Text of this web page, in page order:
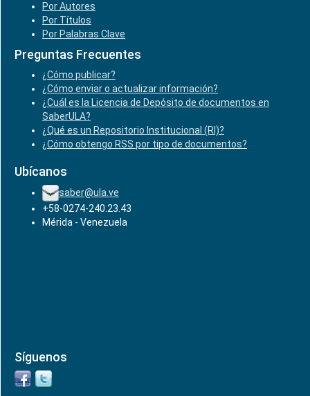
Por Autores
Por Títulos
Por Palabras Clave
Preguntas Frecuentes
¿Cómo publicar?
¿Cómo enviar o actualizar información?
¿Cuál es la Licencia de Depósito de documentos en
SaberULA?
¿Qué es un Repositorio Institucional (RI)?
¿Cómo obtengo RSS por tipo de documentos?
Ubícanos
saber@ula.ve
+58-0274-240.23.43
Mérida - Venezuela
Síguenos